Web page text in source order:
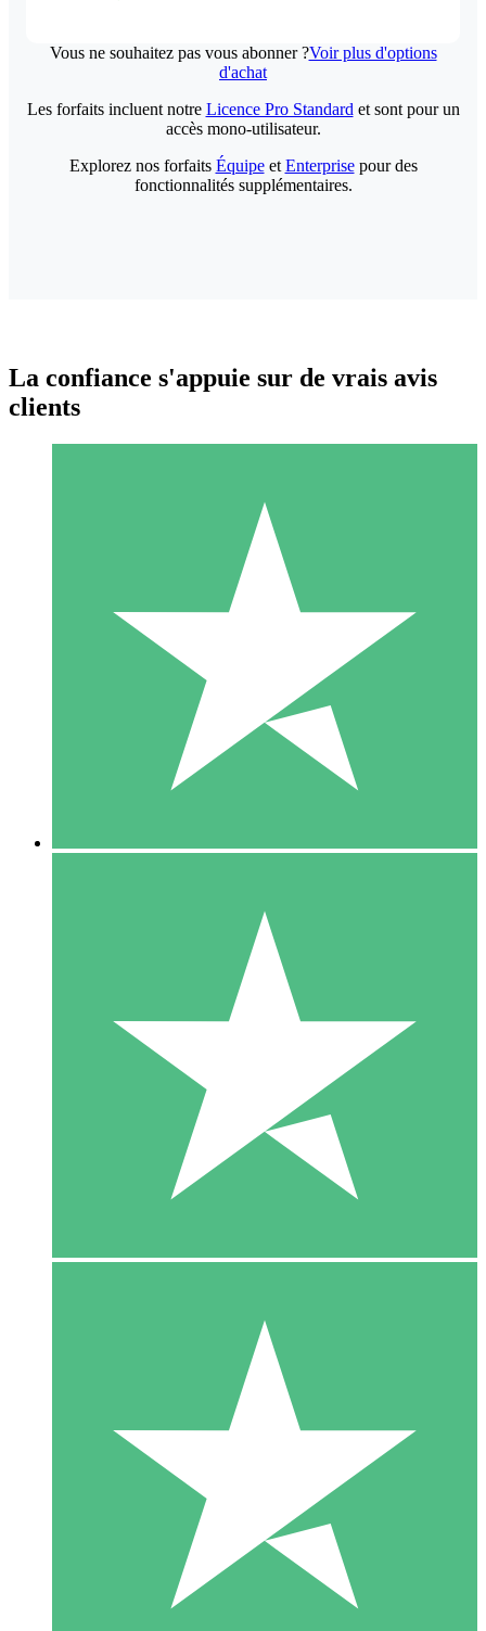
Vous ne souhaitez pas vous abonner ?Voir plus d'options
d'achat
Packs de Crédits Individuels
Payez à l'utilisation avec des crédits de téléchargement. Sans
1 Téléchargement
10 00
10 Téléchargements
20 00
Les forfaits incluent notre Licence Pro Standard et sont pour un
accès mono-utilisateur.
Explorez nos forfaits Équipeet Enterprisepour des
fonctionnalités supplémentaires.
La confiance s'appuie sur de vrais avis
clients